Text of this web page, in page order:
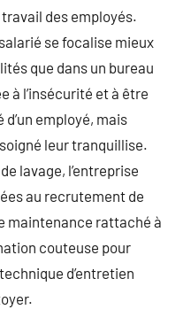
des employés.
se focalise mieux
que dans un bureau
à l’insécurité et à être
employé, mais
soigné leur tranquillise.
lavage, l’entreprise
au recrutement de
maintenance rattaché à
couteuse pour
d’entretien